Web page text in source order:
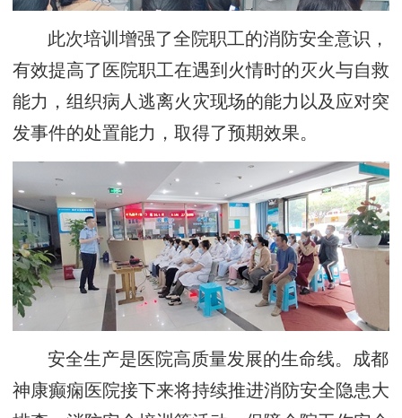
此次培训增强了全院职工的消防安全意识，
有效提高了医院职工在遇到火情时的灭火与自救
能力，组织病人逃离火灾现场的能力以及应对突
发事件的处置能力，取得了预期效果。
安全生产是医院高质量发展的生命线。成都
神康癫痫医院接下来将持续推进消防安全隐患大